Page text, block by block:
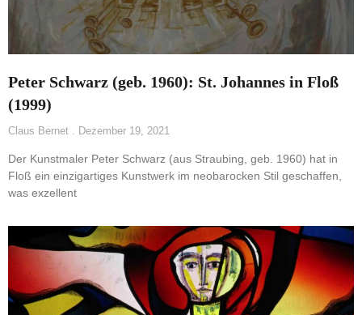
Peter Schwarz (geb. 1960): St. Johannes in Floß
(1999)
Claus Bernet Dezember 19, 2021
Der Kunstmaler Peter Schwarz (aus Straubing, geb. 1960) hat in
Floß ein einzigartiges Kunstwerk im neobarocken Stil geschaffen,
was exzellent